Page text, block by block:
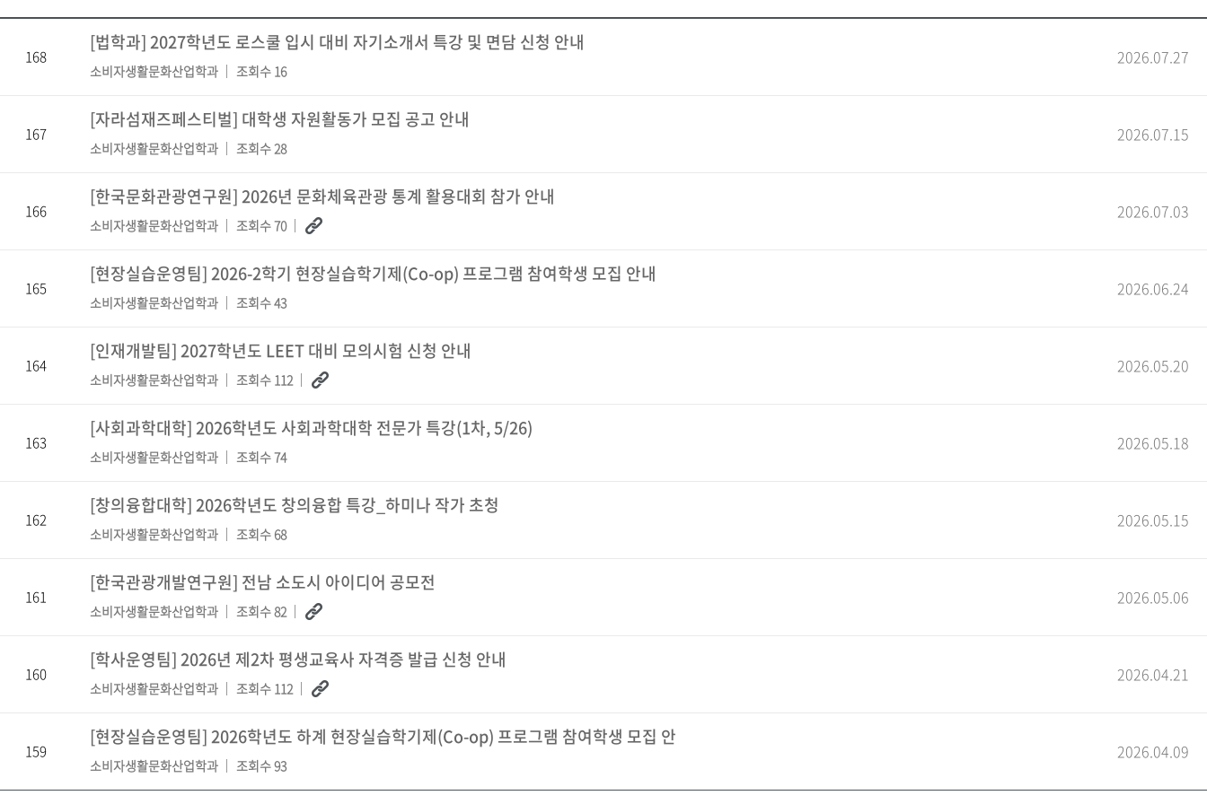
168
[법학과] 2027학년도 로스쿨 입시 대비 자기소개서 특강 및 면담 신청 안내
소비자생활문화산업학과 조회수 16
2026.07.27
167
[자라섬재즈페스티벌] 대학생 자원활동가 모집 공고 안내
소비자생활문화산업학과 조회수 28
2026.07.15
166
[한국문화관광연구원] 2026년 문화체육관광 통계 활용대회 참가 안내
소비자생활문화산업학과 조회수 70
2026.07.03
165
[현장실습운영팀] 2026-2학기 현장실습학기제(Co-op) 프로그램 참여학생 모집 안내
소비자생활문화산업학과 조회수 43
2026.06.24
164
[인재개발팀] 2027학년도 LEET 대비 모의시험 신청 안내
소비자생활문화산업학과 조회수 112
2026.05.20
163
[사회과학대학] 2026학년도 사회과학대학 전문가 특강(1차, 5/26)
소비자생활문화산업학과 조회수 74
2026.05.18
162
[창의융합대학] 2026학년도 창의융합 특강_하미나 작가 초청
소비자생활문화산업학과 조회수 68
2026.05.15
161
[한국관광개발연구원] 전남 소도시 아이디어 공모전
소비자생활문화산업학과 조회수 82
2026.05.06
160
[학사운영팀] 2026년 제2차 평생교육사 자격증 발급 신청 안내
소비자생활문화산업학과 조회수 112
2026.04.21
159
[현장실습운영팀] 2026학년도 하계 현장실습학기제(Co-op) 프로그램 참여학생 모집 안
소비자생활문화산업학과 조회수 93
2026.04.09